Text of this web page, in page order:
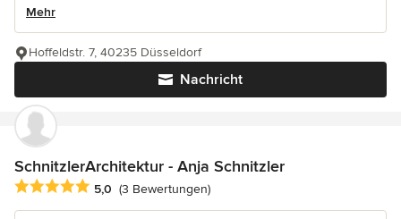
Mehr
Nachricht
Hoffeldstr. 7, 40235 Düsseldorf
SchnitzlerArchitektur - Anja Schnitzler
Durchschnittliche Bewertung: 5 von 5 Sternen
5,0 (3 Bewertungen)